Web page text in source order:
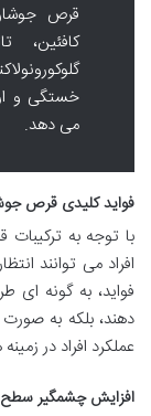
قرص
خستگی و
می دهد.
فواید کلیدی قرص
با توجه به
افراد می توانند
فواید، به گونه ای
دهند، بلکه به صورت
عملکرد افراد در
افزایش چشمگیر